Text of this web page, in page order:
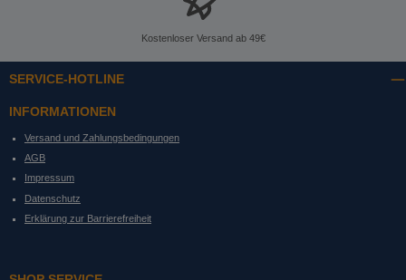
Kostenloser Versand ab 49€
SERVICE-HOTLINE
INFORMATIONEN
Versand und Zahlungsbedingungen
AGB
Impressum
Datenschutz
Erklärung zur Barrierefreiheit